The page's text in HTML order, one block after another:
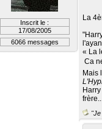
Inscrit le :
17/08/2005
6066 messages
La
« La
 Ca
Mais